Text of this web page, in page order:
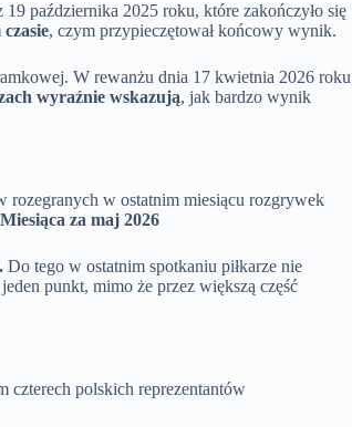
19 października 2025 roku, które zakończyło się
, czym przypieczętował końcowy wynik.
W rewanżu dnia 17 kwietnia 2026 roku
wyraźnie wskazują, jak bardzo wynik
rozegranych w ostatnim miesiącu rozgrywek
za maj 2026
Do tego w ostatnim spotkaniu piłkarze nie
punkt, mimo że przez większą część
czterech polskich reprezentantów